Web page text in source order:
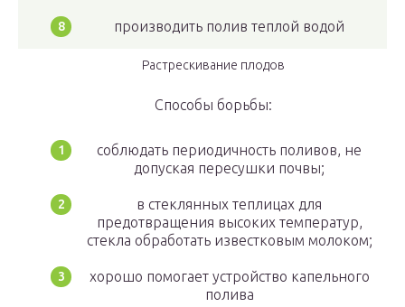
производить полив теплой водой
Растрескивание плодов
Способы борьбы:
соблюдать периодичность поливов, не
допуская пересушки почвы;
в стеклянных теплицах для
предотвращения высоких температур,
стекла обработать известковым молоком;
хорошо помогает устройство капельного
полива